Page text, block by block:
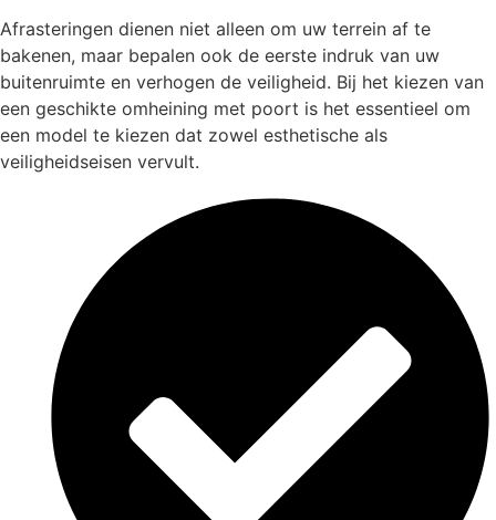
Afrasteringen dienen niet alleen om uw terrein af te
bakenen, maar bepalen ook de eerste indruk van uw
buitenruimte en verhogen de veiligheid. Bij het kiezen van
een geschikte omheining met poort is het essentieel om
een model te kiezen dat zowel esthetische als
veiligheidseisen vervult.